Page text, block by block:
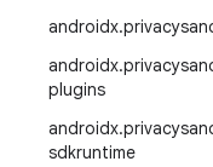
androidx.
androidx.
plugins
androidx.
sdkruntime